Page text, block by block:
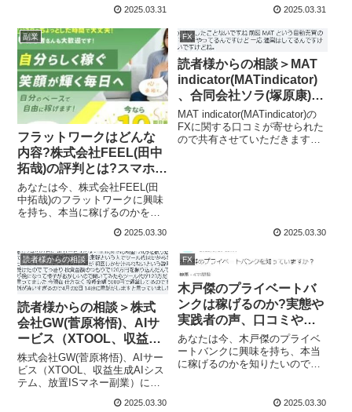
すけど あんまり利益が出ない。
L...
2025.03.31
Arrow.System（アローシステ
ム）に潜むリスクは何なのかを
調べようとしているのではない
だろうか？答え、結論を言う...
2025.03.31
副業
フラットワークはどんな
内容?株式会社FEEL(田中
拓哉)の評判とは?スマホ副
業の実態や実践者の声、
口コミや評判を調査しま
した
あなたは今、株式会社FEEL(田
中拓哉)のフラットワークに興味
を持ち、本当に稼げるのかを知
フラットワークに潜むリスクは
何なのかを調べようとしている
のではないだろうか？答えを言
うと、あなたが稼げるのではな
くて、高...
2025.03.30
FX
読者様からの相談＞MAT
indicator(MATindicator)
、合同会社ソラ(塚原康)の
情報、口コミがありまし
た、ツール代払っても稼
げません
MAT indicator(MATindicator)の
FXに関する口コミが寄せられた
ので共有させていただきます。
2025.03.30
読者様からの相談
読者様からの相談＞株式
会社GW(菅原将悟)、AIサ
ービス（XTOOL、収益生
成AIシステム、放置ISマネ
ー副業）、担当東野の情
報、口コミがありまし
た、高額のFXツールに注
株式会社GW(菅原将悟)、AIサー
ビス（XTOOL、収益生成AIシス
テム、放置ISマネー副業）に関
有させていただきます。寄せら
2025.03.30
FX
木戸傑のプライベートバ
ンクは稼げるのか?実態や
実践者の声、口コミや評
判を調査しました
あなたは今、木戸傑のプライベ
ートバンクに興味を持ち、本当
に稼げるのかを知りたいのでは
は何なのかを調べようとしてい
2025.03.30